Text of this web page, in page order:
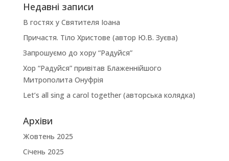
Недавні записи
В гостях у Святителя Іоана
Причастя. Тіло Христове (автор Ю.В. Зуєва)
Запрошуємо до хору “Радуйся”
Хор “Радуйся” привітав Блаженнійшого
Митрополита Онуфрія
Let’s all sing a carol together (авторська колядка)
Архіви
Жовтень 2025
Січень 2025